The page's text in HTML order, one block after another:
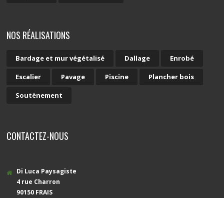
NOS RÉALISATIONS
Bardage et mur végétalisé Dallage Enrobé
Escalier Pavage Piscine Plancher bois
Soutènement
CONTACTEZ-NOUS
Di Luca Paysagiste
4 rue Charron
90150 FRAIS